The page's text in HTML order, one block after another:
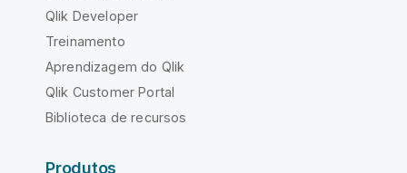
Qlik Developer
Treinamento
Aprendizagem do Qlik
Qlik Customer Portal
Biblioteca de recursos
Produtos